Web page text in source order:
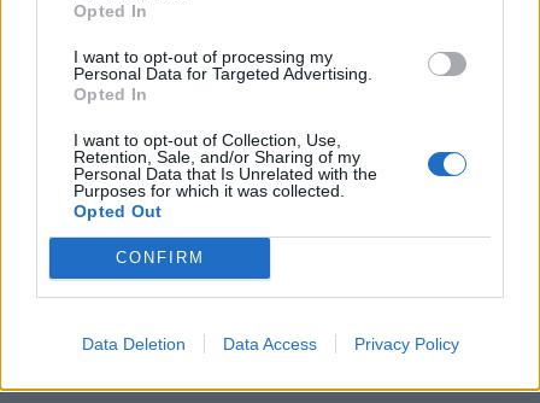
Opted In
I want to opt-out of processing my
Personal Data for Targeted Advertising.
Opted In
I want to opt-out of Collection, Use,
Retention, Sale, and/or Sharing of my
Personal Data that Is Unrelated with the
Purposes for which it was collected.
Opted Out
CONFIRM
Data Deletion Data Access Privacy Policy
εκατ. ευρώ το τίμημα για το 60% του Jackaroo
05/08/2026 - 12:50 ΕΠΙΧΕΙΡΗΣΕΙΣ
Παπουτσάνης: Καθαρά κέρδη 3,4 εκατ. ευρώ στο
05/08/2026 - 08:01 ΕΠΙΧΕΙΡΗΣΕΙΣ
Cenergy Holdings: Άνοδος 45% στα καθαρά κέρδη
του α΄ εξαμήνου, στα 138 εκατ. ευρώ
05/08/2026 - 08:19 ΕΠΙΧΕΙΡΗΣΕΙΣ